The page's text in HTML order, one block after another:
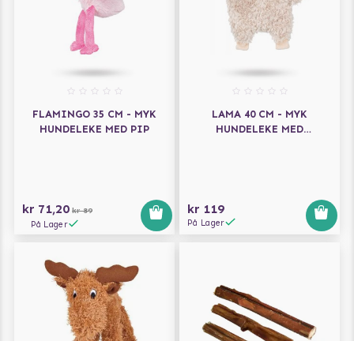
FLAMINGO 35 CM - MYK
HUNDELEKE MED PIP
kr 71,20 kr 89
På Lager
LAMA 40 CM - MYK
HUNDELEKE MED
kr 119
På Lager